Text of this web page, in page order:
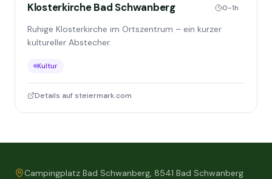
Klosterkirche Bad Schwanberg 0-1h
Ruhige Klosterkirche im Ortszentrum – ein kurzer
kultureller Abstecher.
Kultur
Details auf steiermark.com
Campingplatz Bad Schwanberg, 8541 Bad Schwanberg